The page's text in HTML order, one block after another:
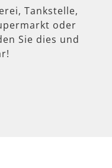
Tankstelle,
oder
Sie dies und